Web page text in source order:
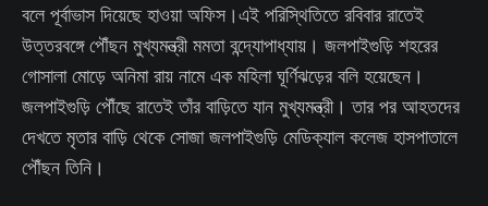
বলে পূর্বাভাস দিয়েছে হাওয়া অফিস।এই পরিস্থিতিতে রবিবার রাতেই
উত্তরবঙ্গে পৌঁছন মুখ্যমন্ত্রী মমতা বন্দ্যোপাধ্যায়। জলপাইগুড়ি শহরের
গোসালা মোড়ে অনিমা রায় নামে এক মহিলা ঘূর্ণিঝড়ের বলি হয়েছেন।
জলপাইগুড়ি পৌঁছে রাতেই তাঁর বাড়িতে যান মুখ্যমন্ত্রী। তার পর আহতদের
দেখতে মৃতার বাড়ি থেকে সোজা জলপাইগুড়ি মেডিক্যাল কলেজ হাসপাতালে
পৌঁছন তিনি।